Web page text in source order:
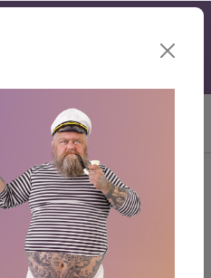
| Kurze Lieferzeit |
| Polieren Polierpasten
Cut
Polierpaste 1L